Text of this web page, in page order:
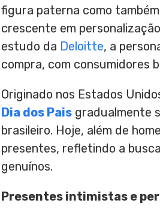
figura paterna como
crescente em
estudo da Deloitte, a
compra, com consumidores
Originado nos Estados
Dia dos Pais gradualmente
brasileiro. Hoje, além de
presentes, refletindo a
genuínos.
Presentes intimistas e